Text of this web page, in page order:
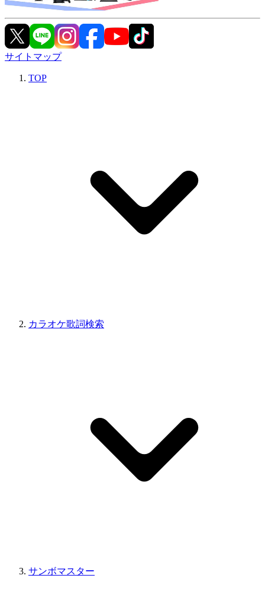
サイトマップ
TOP
カラオケ歌詞検索
サンボマスター